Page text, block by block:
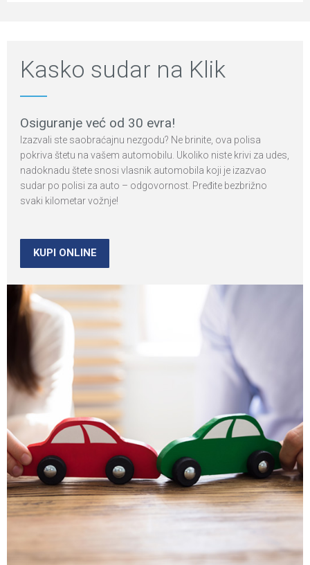
Kasko sudar na Klik
Osiguranje već od 30 evra!
Izazvali ste saobraćajnu nezgodu? Ne brinite, ova polisa
pokriva štetu na vašem automobilu. Ukoliko niste krivi za udes,
nadoknadu štete snosi vlasnik automobila koji je izazvao
sudar po polisi za auto – odgovornost. Pređite bezbrižno
svaki kilometar vožnje!
KUPI ONLINE